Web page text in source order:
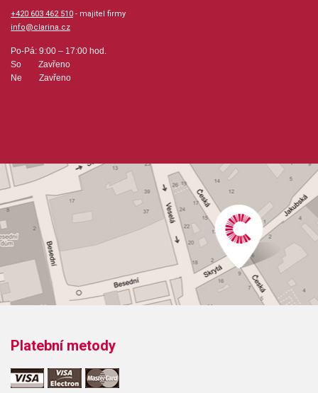
+420 603 462 510 - majitel firmy
info@clarina.cz
Po-Pá: 9:00 – 17:00 hod.
So Zavřeno
Ne Zavřeno
Platební metody